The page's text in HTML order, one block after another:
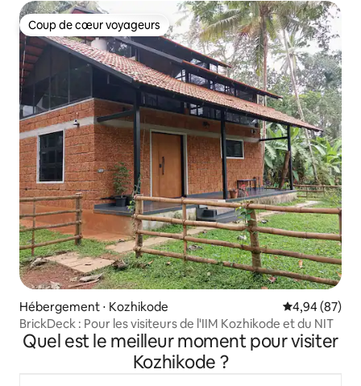
Coup de cœur voyageurs
Coup de cœur voyageurs
Hébergement ⋅ Kozhikode Évaluation
4,94 (87)
BrickDeck : Pour les visiteurs de l'IIM Kozhikode et du NIT
Quel est le meilleur moment pour visiter
Kozhikode ?